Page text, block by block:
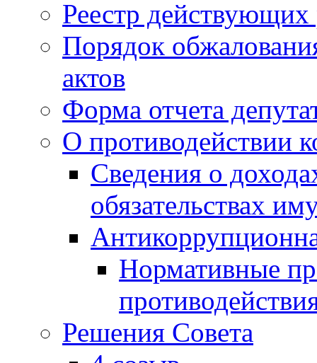
Реестр
Порядок
актов
Форма отчета
О противодействии
Сведения о
обязательствах
Нормативные
Решения Совета